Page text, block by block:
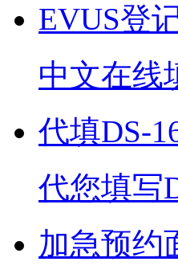
EVUS登
中文在线
代填DS-
代您填写
加急预约